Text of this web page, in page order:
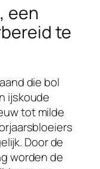
een
te
die bol
ijskoude
tot milde
Door de
worden de